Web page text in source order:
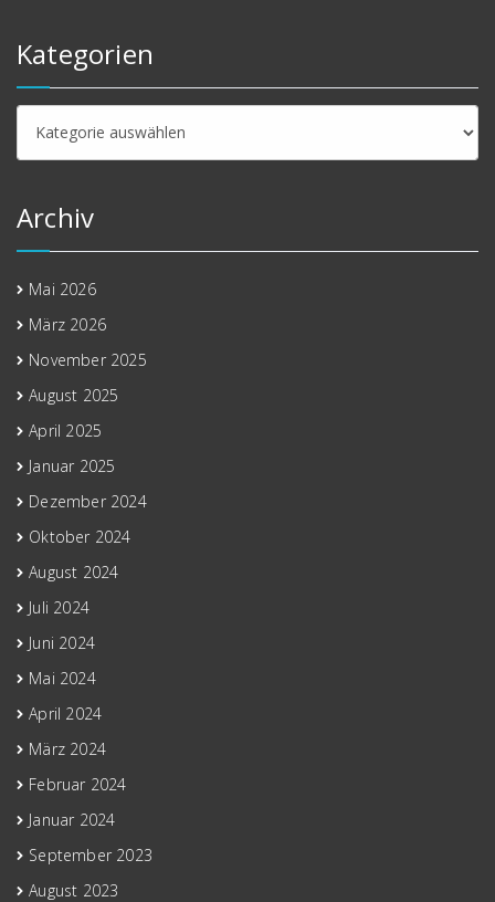
Kategorien
Kategorien
Archiv
Mai 2026
März 2026
November 2025
August 2025
April 2025
Januar 2025
Dezember 2024
Oktober 2024
August 2024
Juli 2024
Juni 2024
Mai 2024
April 2024
März 2024
Februar 2024
Januar 2024
September 2023
August 2023